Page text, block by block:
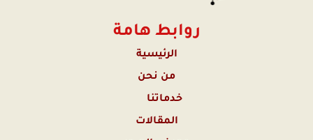
روابط هامة
الرئيسية
من نحن
خدماتنا
المقالات